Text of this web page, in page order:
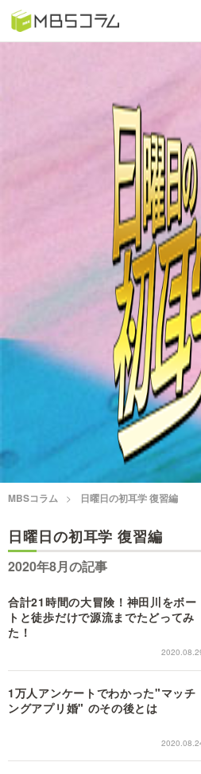
3分で読める！『ザ・リー
ダー』たちの泣き笑い
サタプラ ～気になる情
報をちょこっとプラス～
マニアックでメカニカル
そしてＭＢＳ的なＭなス
情熱大陸を読む
痛快！明石家電視台に、
エエ話はいらんねん！
MBSラグビーダイアリー
5
MBSコラム 日曜日の初耳学 復習編
日曜日の初耳学 復習編
2020年8月の記事
合計21時間の大冒険！神田川をボー
トと徒歩だけで源流までたどってみ
た！
1万人アンケートでわかった"マッチ
ングアプリ婚" のその後とは